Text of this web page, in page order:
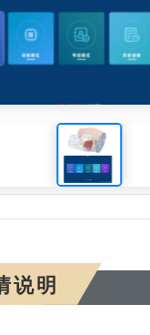
射及透明对比模型(软件
说明